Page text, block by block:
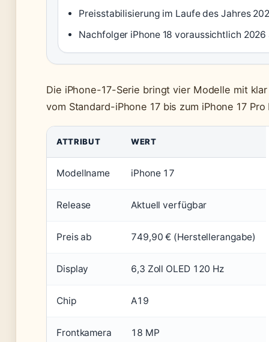
Preisstabilisierung im Laufe des Jahres
Nachfolger iPhone 18 voraussichtlich
Die iPhone-17-Serie bringt vier Modelle mit
vom Standard-iPhone 17 bis zum iPhone 17 Pro
ATTRIBUT WERT
Modellname iPhone 17
Release Aktuell verfügbar
Preis ab 749,90 € (Herstellerangabe)
Display 6,3 Zoll OLED 120 Hz
Chip A19
Frontkamera 18 MP